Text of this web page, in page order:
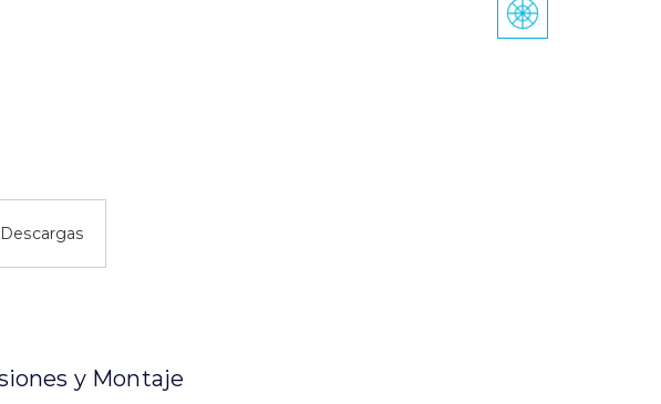
Descargas
y Montaje